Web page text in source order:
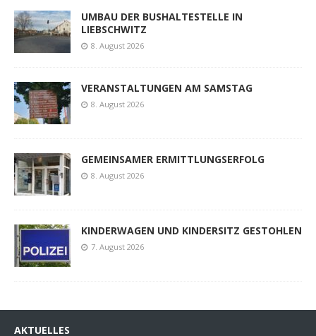
UMBAU DER BUSHALTESTELLE IN
LIEBSCHWITZ
8. August 2026
VERANSTALTUNGEN AM SAMSTAG
8. August 2026
GEMEINSAMER ERMITTLUNGSERFOLG
8. August 2026
KINDERWAGEN UND KINDERSITZ GESTOHLEN
7. August 2026
AKTUELLES